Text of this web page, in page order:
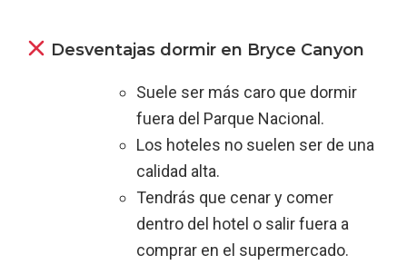
Desventajas dormir en Bryce Canyon
Suele ser más caro que dormir
fuera del Parque Nacional.
Los hoteles no suelen ser de una
calidad alta.
Tendrás que cenar y comer
dentro del hotel o salir fuera a
comprar en el supermercado.